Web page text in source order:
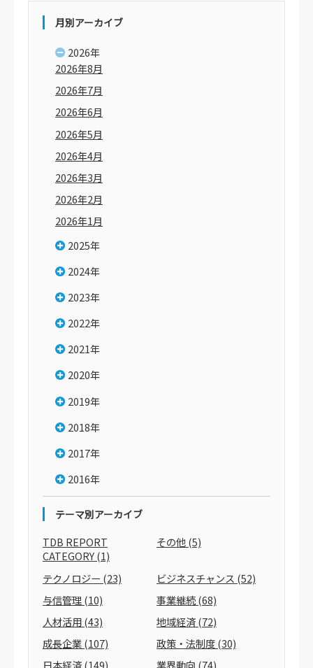
月別アーカイブ
2026年
2026年8月
2026年7月
2026年6月
2026年5月
2026年4月
2026年3月
2026年2月
2026年1月
2025年
2024年
2023年
2022年
2021年
2020年
2019年
2018年
2017年
2016年
テーマ別アーカイブ
TDB REPORT
CATEGORY(1)
その他(5)
テクノロジー (23) ビジネスチャンス (52)
与信管理(10) 事業継続(68)
人材活用(43) 地域経済(72)
成長企業(107) 政策・法制度(30)